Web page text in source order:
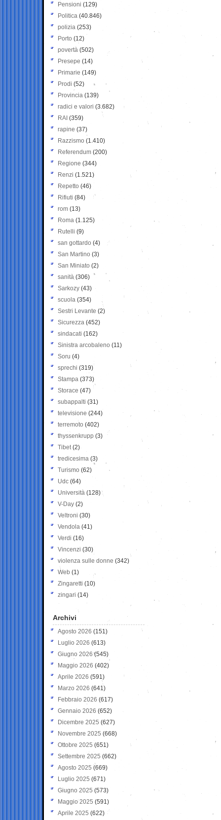
Pensioni (129)
Politica (40.846)
polizia (253)
Porto (12)
povertà (502)
Presepe (14)
Primarie (149)
Prodi (52)
Provincia (139)
radici e valori (3.682)
RAI (359)
rapine (37)
Razzismo (1.410)
Referendum (200)
Regione (344)
Renzi (1.521)
Repetto (46)
Rifiuti (84)
rom (13)
Roma (1.125)
Rutelli (9)
san gottardo (4)
San Martino (3)
San Miniato (2)
sanità (306)
Sarkozy (43)
scuola (354)
Sestri Levante (2)
Sicurezza (452)
sindacati (162)
Sinistra arcobaleno (11)
Soru (4)
sprechi (319)
Stampa (373)
Storace (47)
subappalti (31)
televisione(244)
terremoto (402)
thyssenkrupp (3)
Tibet(2)
tredicesima (3)
Turismo (62)
Udc (64)
Università (128)
V-Day (2)
Veltroni (30)
Vendola (41)
Verdi (16)
Vincenzi (30)
violenza sulle donne (342)
Web (1)
Zingaretti (10)
zingari (14)
Archivi
Agosto 2026 (151)
Luglio 2026 (613)
Giugno 2026 (545)
Maggio 2026 (402)
Aprile 2026 (591)
Marzo 2026 (641)
Febbraio 2026 (617)
Gennaio 2026 (652)
Dicembre 2025 (627)
Novembre 2025 (668)
Ottobre 2025 (651)
Settembre 2025 (662)
Agosto 2025 (669)
Luglio 2025 (671)
Giugno 2025 (573)
Maggio 2025 (591)
Aprile 2025 (622)